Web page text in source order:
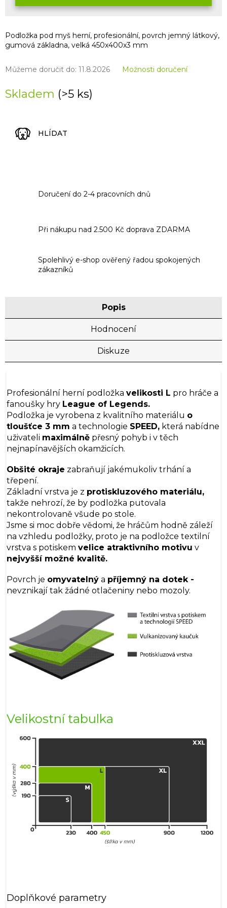
Skladem (>5 ks)
Můžeme doručit do: 11.8.2026 Možnosti doručení
Podložka pod myš herní, profesionální, povrch jemný látkový,
gumová základna, velká 450x400x3 mm
HLÍDAT
Doručení do 2-4 pracovních dnů
Při nákupu nad 2.500 Kč doprava ZDARMA
Spolehlivý e-shop ověřený řadou spokojených
zákazníků
Popis
Hodnocení
Diskuze
Profesionální herní podložka velikosti L pro hráče a
fanoušky hry League of Legends.
Podložka je vyrobena z kvalitního materiálu o
tloušťce 3 mm a technologie SPEED, která nabídne
uživateli maximálně přesný pohyb i v těch
nejnapínavějších okamžicích.
Obšité okraje zabraňují jakémukoliv trhání a
třepení.
Základní vrstva je z protiskluzového materiálu,
takže nehrozí, že by podložka putovala
nekontrolovaně všude po stole.
Jsme si moc dobře vědomi, že hráčům hodně záleží
na vzhledu podložky, proto je na podložce textilní
vrstva s potiskem velice atraktivního motivu v
nejvyšší možné kvalitě.
Povrch je omyvatelný a příjemný na dotek -
nevznikají tak žádné otlačeniny nebo mozoly.
Velikostní tabulka
Doplňkové parametry